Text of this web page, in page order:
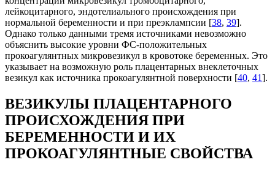
лейкоцитарного, эндотелиального происхождения при
нормальной беременности и при преэклампсии [38, 39].
Однако только данными тремя источниками невозможно
объяснить высокие уровни ФС-положительных
прокоагулянтных микровезикул в кровотоке беременных. Это
указывает на возможную роль плацентарных внеклеточных
везикул как источника прокоагулянтной поверхности [40, 41].
ВЕЗИКУЛЫ ПЛАЦЕНТАРНОГО
ПРОИСХОЖДЕНИЯ ПРИ
БЕРЕМЕННОСТИ И ИХ
ПРОКОАГУЛЯНТНЫЕ СВОЙСТВА